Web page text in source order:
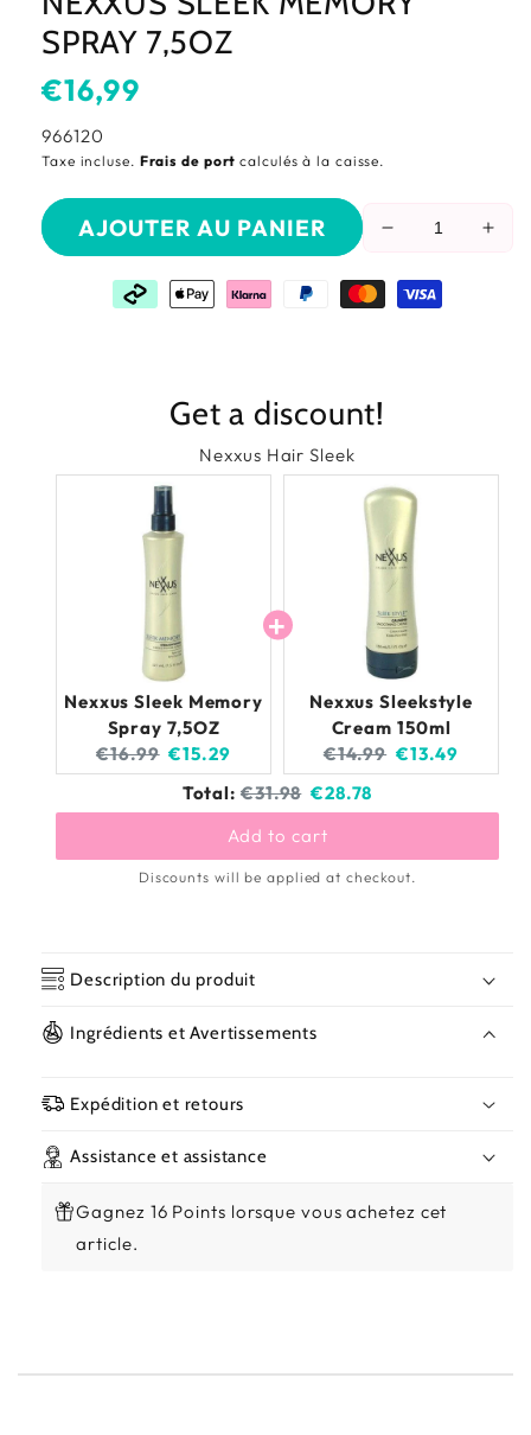
SPRAY 7,5OZ
Prix
habituel
€16,99
SKU:
966120
Taxe incluse. Frais de portcalculés à la caisse.
Réduire
quantité
de
AJOUTER AU PANIER
Get a discount!
Nexxus Hair Sleek
Nexxus Sleek Memory
Spray 7,5OZ
Original
price:
€16.99 Current
price:
€15.29
Nexxus Sleekstyle
Cream 150ml
Original
price:
€14.99 Current
price:
€13.49
Total: Original
price
€31.98 Discounted
price
€28.78
Add to cart
Discounts will be applied at checkout.
Description du produit
Ingrédients et Avertissements
Expédition et retours
Assistance et assistance
Gagnez 16 Points lorsque vous achetez cet
article.